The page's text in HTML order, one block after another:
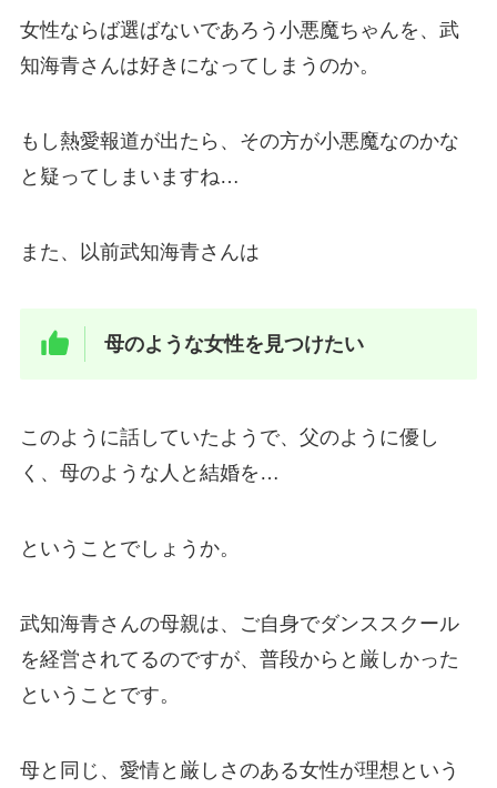
女性ならば選ばないであろう小悪魔ちゃんを、武
知海青さんは好きになってしまうのか。
もし熱愛報道が出たら、その方が小悪魔なのかな
と疑ってしまいますね…
また、以前武知海青さんは
母のような女性を見つけたい
このように話していたようで、父のように優し
く、母のような人と結婚を…
ということでしょうか。
武知海青さんの母親は、ご自身でダンススクール
を経営されてるのですが、普段からと厳しかった
ということです。
母と同じ、愛情と厳しさのある女性が理想という